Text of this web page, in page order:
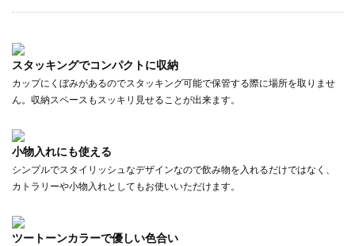
スタッキングでコンパクトに収納
カップにくぼみがあるのでスタッキング可能で保管する際に場所を取りませ
ん。収納スペースもスッキリ見せることが出来ます。
小物入れにも使える
シンプルでスタイリッシュなデザインなので飲み物を入れるだけではなく、
カトラリーや小物入れとしてもお使いいただけます。
ツートーンカラーで優しい色合い